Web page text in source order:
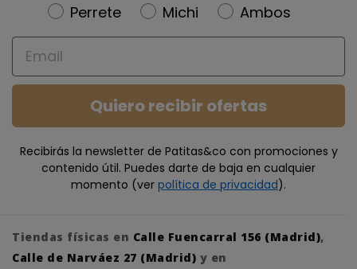
Newsletter
Perrete Michi
Ambos
Email
Quiero recibir ofertas
Recibirás la newsletter de Patitas&co con promociones y
contenido útil. Puedes darte de baja en cualquier
momento (ver política de privacidad).
Tiendas físicas en Calle Fuencarral 156 (Madrid),
Calle de Narváez 27 (Madrid) y en